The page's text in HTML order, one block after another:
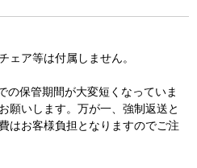
ア等は付属しません。
保管期間が大変短くなっていま
願いします。万が一、強制返送と
はお客様負担となりますのでご注